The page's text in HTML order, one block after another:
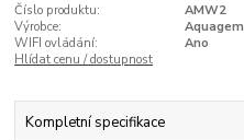
Číslo produktu:
AMW2
Výrobce:
Aquagem
WIFI ovládání:
Ano
Hlídat cenu / dostupnost
Kompletní specifikace